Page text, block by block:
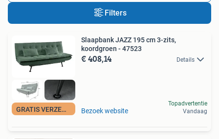
Filters
GRATIS VERZENDING
Slaapbank JAZZ 195 cm 3-zits,
koordgroen - 47523
€ 408,14 Details
Bezoek website
Topadvertentie
Vandaag